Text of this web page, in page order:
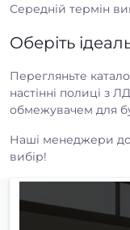
Середній термін
Оберіть
Перегляньте
настінні полиці з
обмежувачем для
Наші менеджери
вибір!